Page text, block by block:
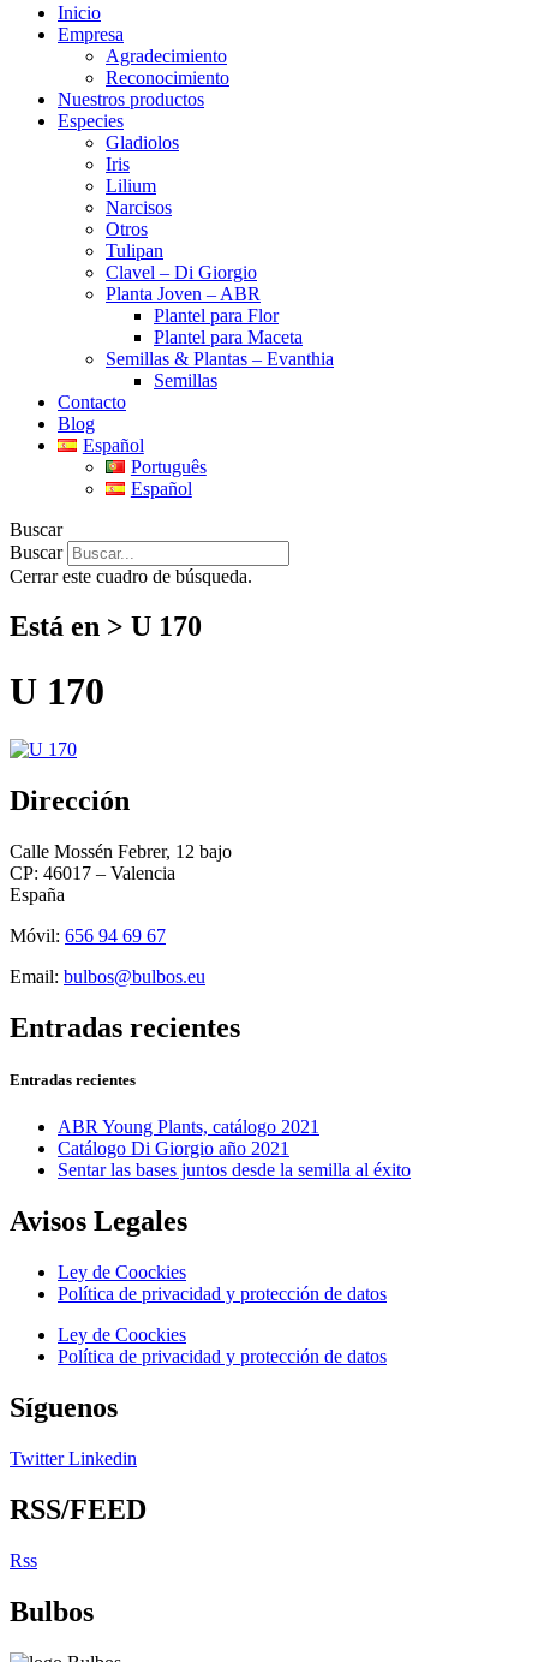
Inicio
Empresa
Agradecimiento
Reconocimiento
Nuestros productos
Especies
Gladiolos
Iris
Lilium
Narcisos
Otros
Tulipan
Clavel – Di Giorgio
Planta Joven – ABR
Plantel para Flor
Plantel para Maceta
Semillas & Plantas – Evanthia
Semillas
Contacto
Blog
Español
Português
Español
Buscar
Buscar
Cerrar este cuadro de búsqueda.
Está en > U 170
U 170
Dirección
Calle Mossén Febrer, 12 bajo
CP: 46017 – Valencia
España
Móvil: 656 94 69 67
Email: bulbos@bulbos.eu
Entradas recientes
Entradas recientes
ABR Young Plants, catálogo 2021
Catálogo Di Giorgio año 2021
Sentar las bases juntos desde la semilla al éxito
Avisos Legales
Ley de Coockies
Política de privacidad y protección de datos
Ley de Coockies
Política de privacidad y protección de datos
Síguenos
Twitter Linkedin
RSS/FEED
Rss
Bulbos